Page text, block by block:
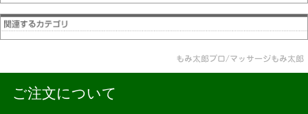
ご注文について